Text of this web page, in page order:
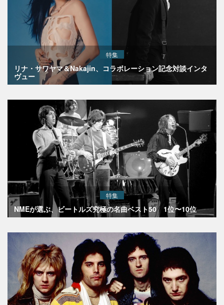
特集
リナ・サワヤマ＆Nakajin、コラボレーション記念対談インタ
ヴュー
特集
NMEが選ぶ、ビートルズ究極の名曲ベスト50 1位〜10位